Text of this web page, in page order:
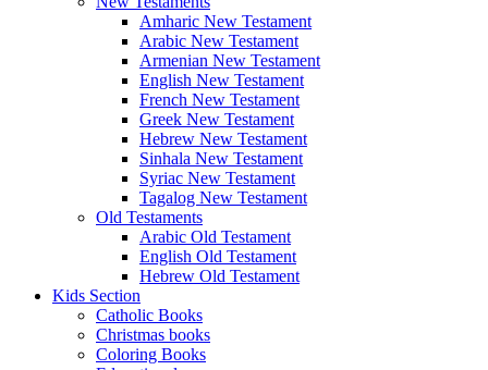
Amharic New Testament
Arabic New Testament
Armenian New Testament
English New Testament
French New Testament
Greek New Testament
Hebrew New Testament
Sinhala New Testament
Syriac New Testament
Tagalog New Testament
Old Testaments
Arabic Old Testament
English Old Testament
Hebrew Old Testament
Kids Section
Catholic Books
Christmas books
Coloring Books